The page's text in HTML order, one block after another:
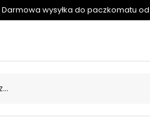
Darmowa wysyłka do paczkomatu od